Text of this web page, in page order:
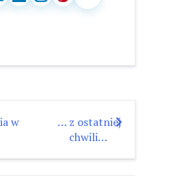
w
… z ostatniej
chwili…